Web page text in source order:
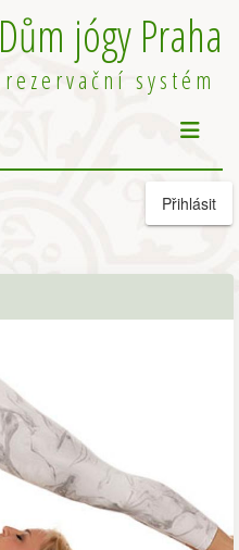
Dům jógy Praha
rezervační systém
Přihlásit